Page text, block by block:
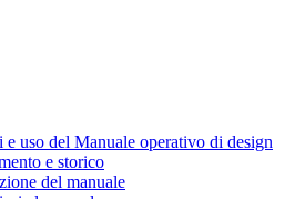
e uso del Manuale operativo di design
e storico
del manuale